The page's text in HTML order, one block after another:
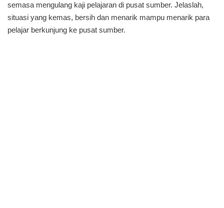
semasa mengulang kaji pelajaran di pusat sumber. Jelaslah,
situasi yang kemas, bersih dan menarik mampu menarik para
pelajar berkunjung ke pusat sumber.